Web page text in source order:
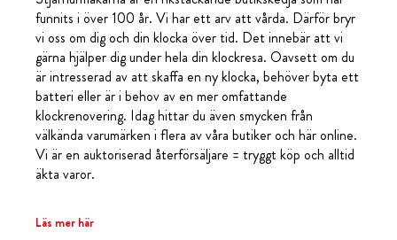
funnits i över 100 år. Vi har ett arv att vårda. Därför bryr
vi oss om dig och din klocka över tid. Det innebär att vi
gärna hjälper dig under hela din klockresa. Oavsett om du
är intresserad av att skaffa en ny klocka, behöver byta ett
batteri eller är i behov av en mer omfattande
klockrenovering. Idag hittar du även smycken från
välkända varumärken i flera av våra butiker och här online.
Vi är en auktoriserad återförsäljare = tryggt köp och alltid
äkta varor.
Läs mer här